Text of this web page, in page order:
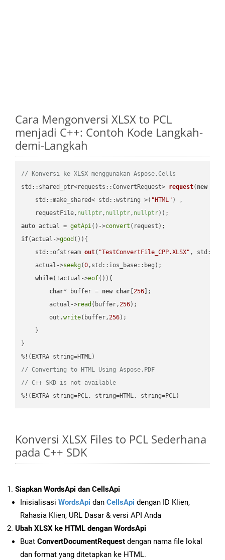
Cara Mengonversi XLSX to PCL
menjadi C++: Contoh Kode Langkah-
demi-Langkah
// Konversi ke XLSX menggunakan Aspose.Cells
std::shared_ptr<requests::ConvertRequest> request( new
    std::make_shared< std::wstring >(
"HTML" ) ,
    requestFile,
nullptr, nullptr, nullptr))
auto actual = getApi()->convert
if(actual->good ()){
std::ofstream out( "TestConvertFile_CPP.XLSX" ,
    actual->
seekg(0,std::ios_base::beg);
while(!actual->eof()){
char* buffer = new char [256 ];
        actual->
read (buffer,256);
        out.
write(buffer,256);
    }
}
// Converting to HTML Using Aspose.PDF
// C++ SKD is not available
%!(EXTRA string=PCL, string=HTML, string=PCL)
Konversi XLSX Files to PCL Sederhana
pada C++ SDK
Siapkan WordsApi dan CellsApi
Inisialisasi WordsApi dan CellsApi dengan ID Klien,
Rahasia Klien, URL Dasar & versi API Anda
Ubah XLSX ke HTML dengan WordsApi
Buat ConvertDocumentRequest dengan nama file lokal
dan format yang ditetapkan ke HTML.